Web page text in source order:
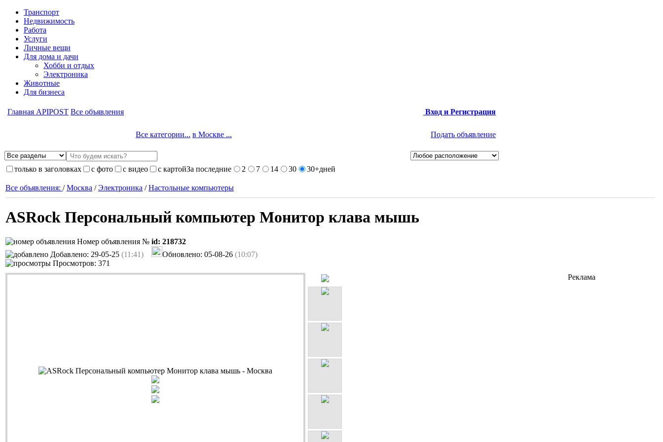
Транспорт
Недвижимость
Работа
Услуги
Личные вещи
Для дома и дачи
Хобби и отдых
Электроника
Животные
Для бизнеса
Главная APIPOST Все объявления Вход и Регистрация
Все категории... в Москве ... Подать объявление
только в заголовках с фото с видео с картойЗа последние 2 7 14 30 30+дней
Все объявления: /Москва /Электроника /Настольные компьютеры
ASRock Персональный компьютер Монитор клава мышь
Номер объявления № id: 218732
Добавлено: 29-05-25 (11:41) Обновлено: 05-08-26 (10:07)
Просмотров: 371
Реклама